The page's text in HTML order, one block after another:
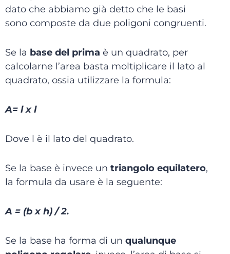
dato che abbiamo già detto che le basi
sono composte da due poligoni congruenti.
Se la base del prima è un quadrato, per
calcolarne l’area basta moltiplicare il lato al
quadrato, ossia utilizzare la formula:
A= l x l
Dove l è il lato del quadrato.
Se la base è invece un triangolo equilatero,
la formula da usare è la seguente:
A = (b x h) / 2.
Se la base ha forma di un qualunque